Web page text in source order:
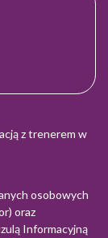
z trenerem w
osobowych
oraz
Informacyjną